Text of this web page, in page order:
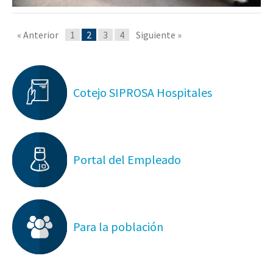
« Anterior 1 2 3 4 Siguiente »
Cotejo SIPROSA Hospitales
Portal del Empleado
Para la población